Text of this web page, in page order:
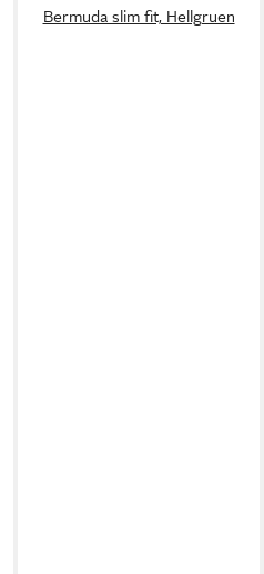
Bermuda slim fit, Hellgruen